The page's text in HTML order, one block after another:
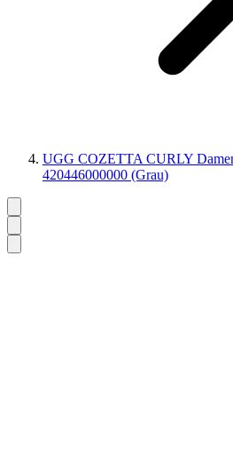
UGG COZETTA CURLY
420446000000 (Grau)